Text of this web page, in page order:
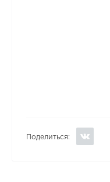
Поделиться: